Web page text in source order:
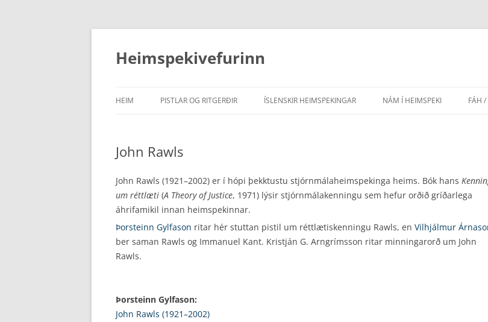
Hoppa
efni
Heimspekivefurinn
HEIM PISTLAR OG RITGERÐIR
RITDÓMAR
ÍSLENSKIR HEIMSPEKINGAR NÁM Í HEIMSPEKI
GRUNNSKÓLAR
LEIKSKÓLAR
FÁH
John Rawls
John Rawls (1921–2002) er í hópi þekktustu stjórnmálaheimspekinga heims. Bók hans
um réttlæti (A Theory of Justice, 1971) lýsir stjórnmálakenningu sem hefur orðið gríðarlega
áhrifamikil innan heimspekinnar.
Þorsteinn Gylfason ritar hér stuttan pistil um réttlætiskenningu Rawls, en Vilhjálmur
ber saman Rawls og Immanuel Kant. Kristján G. Arngrímsson ritar minningarorð um John
Rawls.
Þorsteinn Gylfason:
John Rawls (1921–2002)